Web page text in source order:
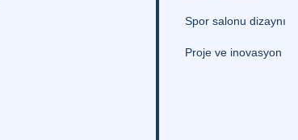
Spor salonu dizaynı
Proje ve inovasyon